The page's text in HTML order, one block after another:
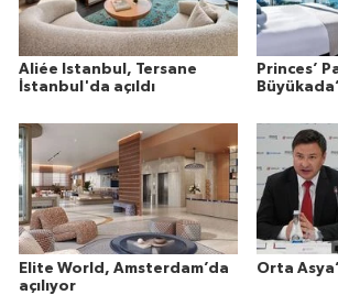
Aliée Istanbul, Tersane
İstanbul'da açıldı
Princes’
Elite World, Amsterdam’da
açılıyor
Orta